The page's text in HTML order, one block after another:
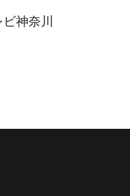
ビ神奈川